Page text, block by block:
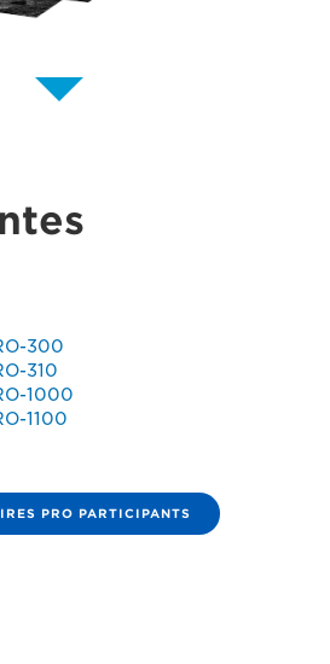
300
310
1000
1100
PRO PARTICIPANTS